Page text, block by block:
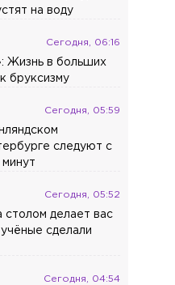
на воду
Сегодня, 06:16
Жизнь в больших
бруксизму
Сегодня, 05:59
следуют с
Сегодня, 05:52
столом делает вас
сделали
Сегодня, 04:54